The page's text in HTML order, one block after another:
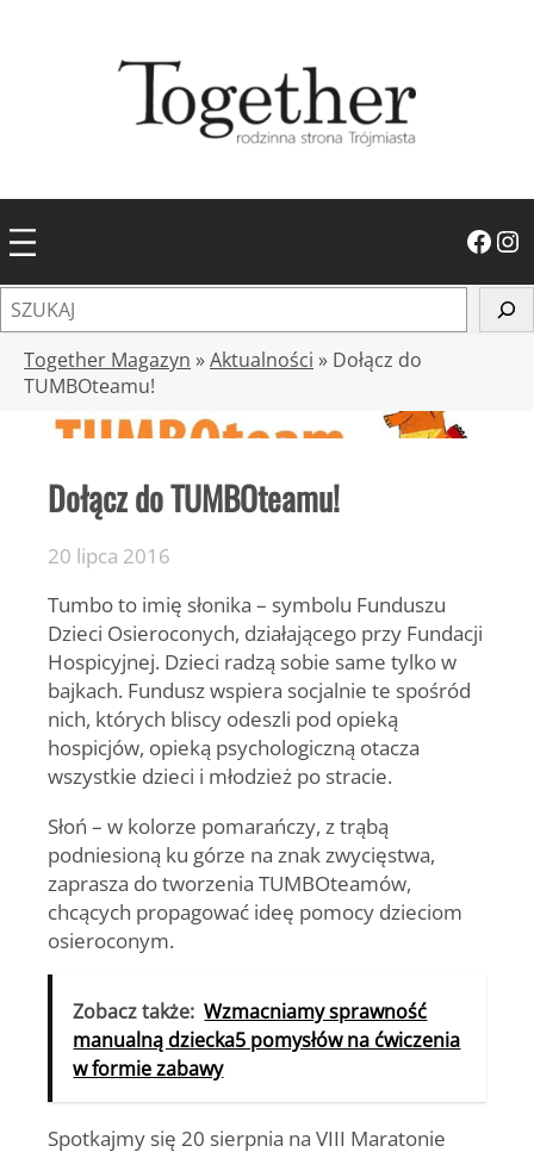
Facebook Instagram
z
Together Magazyn »Aktualności » Dołącz do
TUMBOteamu!
Dołącz do TUMBOteamu!
20 lipca 2016
Tumbo to imię słonika – symbolu Funduszu
Dzieci Osieroconych, działającego przy Fundacji
Hospicyjnej. Dzieci radzą sobie same tylko w
bajkach. Fundusz wspiera socjalnie te spośród
nich, których bliscy odeszli pod opieką
hospicjów, opieką psychologiczną otacza
wszystkie dzieci i młodzież po stracie.
Słoń – w kolorze pomarańczy, z trąbą
podniesioną ku górze na znak zwycięstwa,
zaprasza do tworzenia TUMBOteamów,
chcących propagować ideę pomocy dzieciom
osieroconym.
Zobacz także: Wzmacniamy sprawność
manualną dziecka5 pomysłów na ćwiczenia
w formie zabawy
Spotkajmy się 20 sierpnia na VIII Maratonie